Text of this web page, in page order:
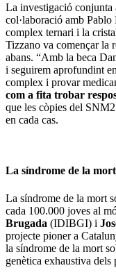
La investigació conjunta
col·laboració amb
complex ternari i la
Tizzano va començar la
abans. “Amb la beca
i seguirem aprofundint
complex i provar
com a fita trobar
que les còpies del
en cada cas.
La síndrome de la
La síndrome de la mort
cada 100.000 joves al
Brugada (IDIBGI) i
projecte pioner a
la síndrome de la mort
genètica exhaustiva dels